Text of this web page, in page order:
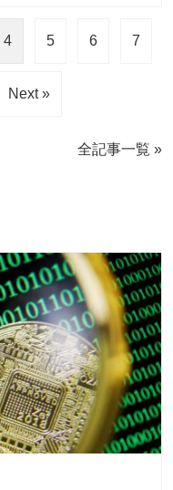
4 5 6 7
Next »
全記事一覧 »